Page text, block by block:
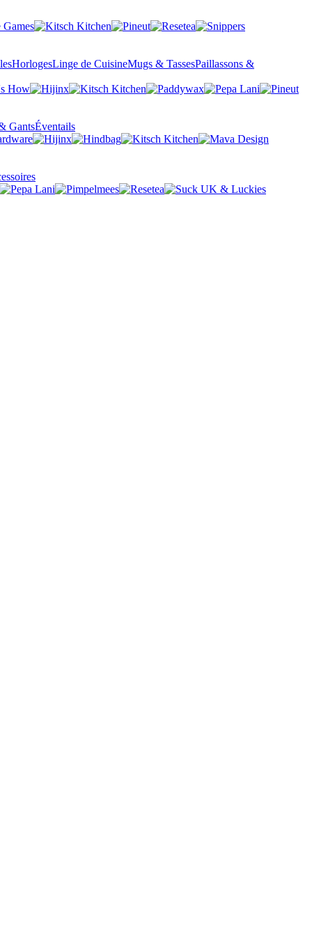
HorlogesLinge de CuisineMugs & TassesPaillassons &
GantsÉventails